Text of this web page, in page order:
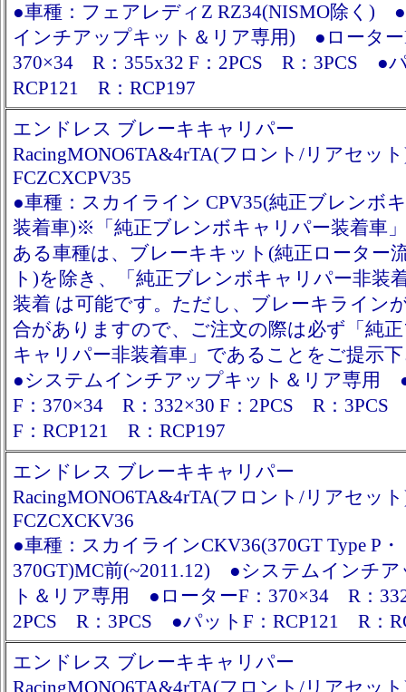
●車種：フェアレディZ RZ34(NISMO除く)
インチアップキット＆リア専用) ●ローター
370×34 R：355x32 F：2PCS R：3PCS ●
RCP121 R：RCP197
エンドレス ブレーキキャリパー
RacingMONO6TA&4rTA(フロント/リアセッ
FCZCXCPV35
●車種：スカイライン CPV35(純正ブレンボ
装着車)※「純正ブレンボキャリパー装着車
ある車種は、ブレーキキット(純正ローター
ト)を除き、「純正ブレンボキャリパー非装
装着 は可能です。ただし、ブレーキライン
合がありますので、ご注文の際は必ず「純
キャリパー非装着車」であることをご提示
●システムインチアップキット＆リア専用
F：370×34 R：332×30 F：2PCS R：
F：RCP121 R：RCP197
エンドレス ブレーキキャリパー
RacingMONO6TA&4rTA(フロント/リアセッ
FCZCXCKV36
●車種：スカイラインCKV36(370GT Type P・
370GT)MC前(~2011.12) ●システムインチ
ト＆リア専用 ●ローターF：370×34 R：
2PCS R：3PCS ●パットF：RCP121 R：
エンドレス ブレーキキャリパー
RacingMONO6TA&4rTA(フロント/リアセッ